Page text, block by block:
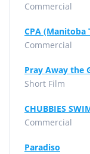
Commercial
CPA (Manitoba
Commercial
Pray Away the
Short Film
CHUBBIES
Commercial
Paradiso